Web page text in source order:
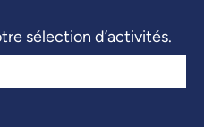
sélection d’activités.